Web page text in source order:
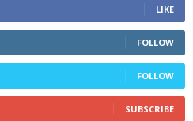
LIKE
FOLLOW
FOLLOW
SUBSCRIBE